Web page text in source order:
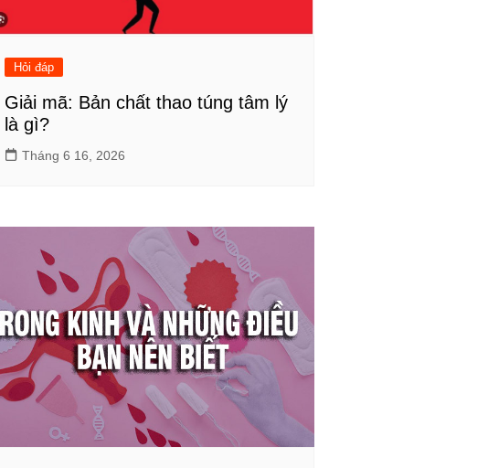
Hỏi đáp
Giải mã: Bản chất thao túng tâm lý
là gì?
Tháng 6 16, 2026